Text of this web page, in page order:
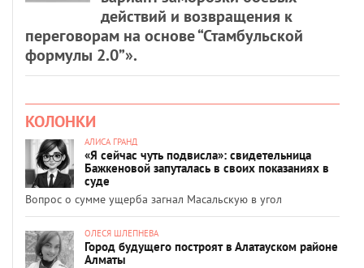
действий и возвращения к
переговорам на основе “Стамбульской
формулы 2.0”».
КОЛОНКИ
АЛИСА ГРАНД
«Я сейчас чуть подвисла»: свидетельница
Бажкеновой запуталась в своих показаниях в
суде
Вопрос о сумме ущерба загнал Масальскую в угол
ОЛЕСЯ ШЛЕПНЕВА
Город будущего построят в Алатауском районе
Алматы